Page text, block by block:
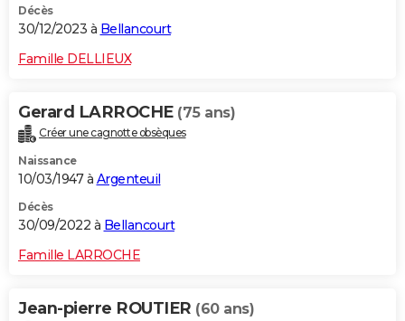
Décès
30/12/2023 à Bellancourt
Famille DELLIEUX
Gerard LARROCHE (75 ans)
Créer une cagnotte obsèques
Naissance
10/03/1947 à Argenteuil
Décès
30/09/2022 à Bellancourt
Famille LARROCHE
Jean-pierre ROUTIER (60 ans)